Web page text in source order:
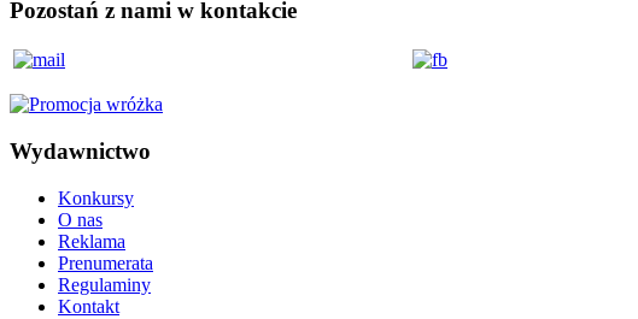
Pozostań z nami w kontakcie
Wydawnictwo
Konkursy
O nas
Reklama
Prenumerata
Regulaminy
Kontakt